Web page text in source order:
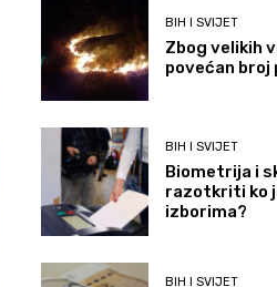
BIH I SVIJET
Zbog velikih
povećan broj
BIH I SVIJET
Biometrija i
razotkriti ko
izborima?
BIH I SVIJET